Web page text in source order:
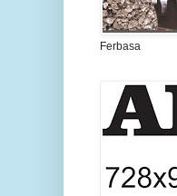
Ferbasa